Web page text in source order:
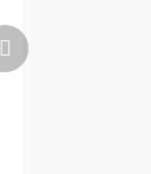
Ďalší
produkt